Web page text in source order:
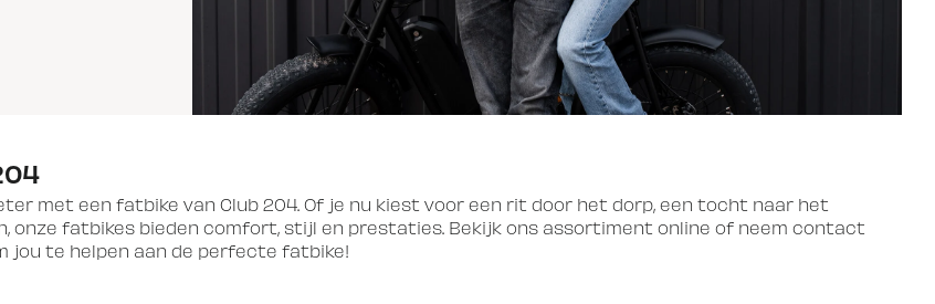
met een fatbike van Club 204. Of je nu kiest voor een rit door het dorp, een tocht naar het
onze fatbikes bieden comfort, stijl en prestaties. Bekijk ons assortiment online of neem contact
jou te helpen aan de perfecte fatbike!